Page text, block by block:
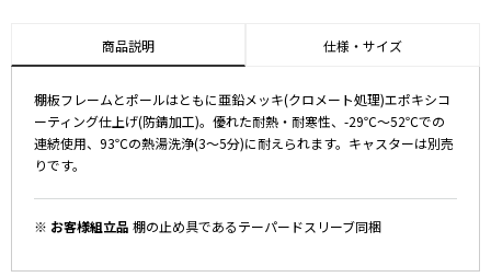
商品説明 仕様・サイズ
棚板フレームとポールはともに亜鉛メッキ(クロメート処理)エポキシコ
ーティング仕上げ(防錆加工)。優れた耐熱・耐寒性、-29℃～52℃での
連続使用、93℃の熱湯洗浄(3～5分)に耐えられます。キャスターは別売
りです。
※ お客様組立品 棚の止め具であるテーパードスリーブ同梱